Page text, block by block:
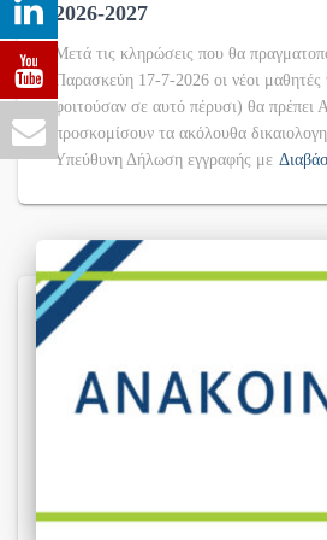
2026-2027
Μετά τις κληρώσεις που θα
Παρασκεύη 17-7-2026 οι νέοι
φοιτούσαν σε αυτό πέρυσι) θα
προσκομίσουν τα ακόλουθα
Υπεύθυνη Δήλωση εγγραφής με